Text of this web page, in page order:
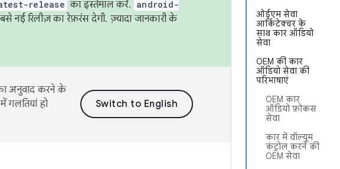
ओईएम सेवा
आर्किटेक्चर के
साथ कार ऑडियो
सेवा
OEM की कार
ऑडियो सेवा की
परिभाषाएं
OEM कार
ऑडियो फ़ोकस
सेवा
कार में वॉल्यूम
कंट्रोल करने की
OEM सेवा
release का इस्तेमाल करें. android-
नई रिलीज़ का रेफ़रंस देगी. ज़्यादा जानकारी के
अनुवाद करने के
गलतियां हो